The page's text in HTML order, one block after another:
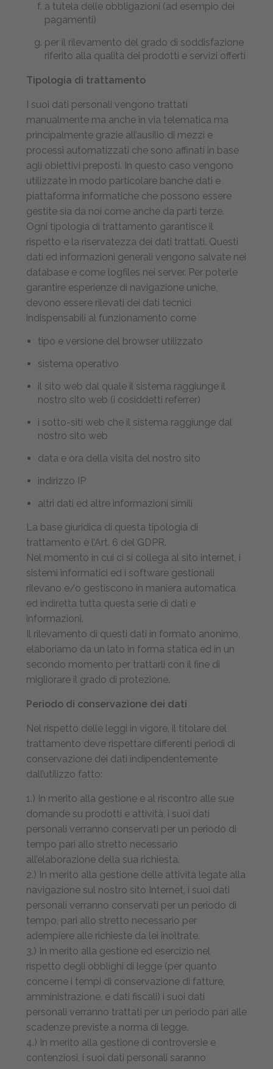
a tutela delle obbligazioni (ad esempio dei
pagamenti)
per il rilevamento del grado di soddisfazione
riferito alla qualità dei prodotti e servizi offerti
Tipologia di trattamento
I suoi dati personali vengono trattati
manualmente ma anche in via telematica ma
principalmente grazie all’ausilio di mezzi e
processi automatizzati che sono affinati in base
agli obiettivi preposti. In questo caso vengono
utilizzate in modo particolare banche dati e
piattaforma informatiche che possono essere
gestite sia da noi come anche da parti terze.
Ogni tipologia di trattamento garantisce il
rispetto e la riservatezza dei dati trattati. Questi
dati ed informazioni generali vengono salvate nei
database e come logfiles nei server. Per poterle
garantire esperienze di navigazione uniche,
devono essere rilevati dei dati tecnici
indispensabili al funzionamento come
tipo e versione del browser utilizzato
sistema operativo
il sito web dal quale il sistema raggiunge il
nostro sito web (i cosiddetti referrer)
i sotto-siti web che il sistema raggiunge dal
nostro sito web
data e ora della visita del nostro sito
indirizzo IP
altri dati ed altre informazioni simili
La base giuridica di questa tipologia di
trattamento è l’Art. 6 del GDPR.
Nel momento in cui ci si collega al sito internet, i
sistemi informatici ed i software gestionali
rilevano e/o gestiscono in maniera automatica
ed indiretta tutta questa serie di dati e
informazioni.
Il rilevamento di questi dati in formato anonimo,
elaboriamo da un lato in forma statica ed in un
secondo momento per trattarli con il fine di
migliorare il grado di protezione.
Periodo di conservazione dei dati
Nel rispetto delle leggi in vigore, il titolare del
trattamento deve rispettare differenti periodi di
conservazione dei dati indipendentemente
dall’utilizzo fatto:
1.) In merito alla gestione e al riscontro alle sue
domande su prodotti e attività, i suoi dati
personali verranno conservati per un periodo di
tempo pari allo stretto necessario
all’elaborazione della sua richiesta.
2.) In merito alla gestione delle attività legate alla
navigazione sul nostro sito Internet, i suoi dati
personali verranno conservati per un periodo di
tempo, pari allo stretto necessario per
adempiere alle richieste da lei inoltrate.
3.) In merito alla gestione ed esercizio nel
rispetto degli obblighi di legge (per quanto
concerne i tempi di conservazione di fatture,
amministrazione, e dati fiscali) i suoi dati
personali verranno trattati per un periodo pari alle
scadenze previste a norma di legge.
4.) In merito alla gestione di controversie e
contenziosi, i suoi dati personali saranno